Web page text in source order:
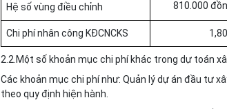
Hệ số vùng điều chỉnh 810.000
Chi phí nhân công KĐCNCKS 1,80
2.2.Một số khoản mục chi phí khác trong dự toán
Các khoản mục chi phí như: Quản lý dự án đầu tư
theo quy định hiện hành.